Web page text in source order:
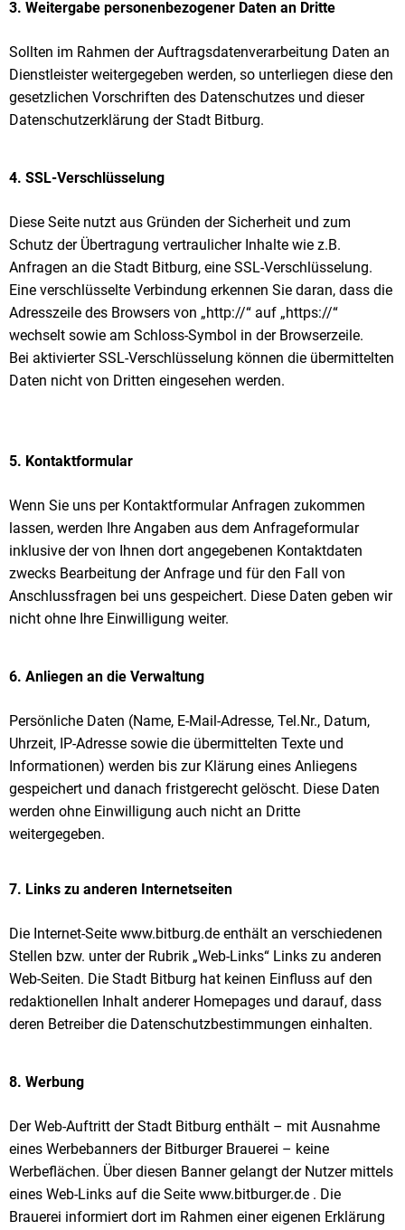
3. Weitergabe personenbezogener Daten an Dritte
Sollten im Rahmen der Auftragsdatenverarbeitung Daten an
Dienstleister weitergegeben werden, so unterliegen diese den
gesetzlichen Vorschriften des Datenschutzes und dieser
Datenschutzerklärung der Stadt Bitburg.
4. SSL-Verschlüsselung
Diese Seite nutzt aus Gründen der Sicherheit und zum
Schutz der Übertragung vertraulicher Inhalte wie z.B.
Anfragen an die Stadt Bitburg, eine SSL-Verschlüsselung.
Eine verschlüsselte Verbindung erkennen Sie daran, dass die
Adresszeile des Browsers von „http://“ auf „https://“
wechselt sowie am Schloss-Symbol in der Browserzeile.
Bei aktivierter SSL-Verschlüsselung können die übermittelten
Daten nicht von Dritten eingesehen werden.
5. Kontaktformular
Wenn Sie uns per Kontaktformular Anfragen zukommen
lassen, werden Ihre Angaben aus dem Anfrageformular
inklusive der von Ihnen dort angegebenen Kontaktdaten
zwecks Bearbeitung der Anfrage und für den Fall von
Anschlussfragen bei uns gespeichert. Diese Daten geben wir
nicht ohne Ihre Einwilligung weiter.
6. Anliegen an die Verwaltung
Persönliche Daten (Name, E-Mail-Adresse, Tel.Nr., Datum,
Uhrzeit, IP-Adresse sowie die übermittelten Texte und
Informationen) werden bis zur Klärung eines Anliegens
gespeichert und danach fristgerecht gelöscht. Diese Daten
werden ohne Einwilligung auch nicht an Dritte
weitergegeben.
7. Links zu anderen Internetseiten
Die Internet-Seite www.bitburg.de enthält an verschiedenen
Stellen bzw. unter der Rubrik „Web-Links“ Links zu anderen
Web-Seiten. Die Stadt Bitburg hat keinen Einfluss auf den
redaktionellen Inhalt anderer Homepages und darauf, dass
deren Betreiber die Datenschutzbestimmungen einhalten.
8. Werbung
Der Web-Auftritt der Stadt Bitburg enthält – mit Ausnahme
eines Werbebanners der Bitburger Brauerei – keine
Werbeflächen. Über diesen Banner gelangt der Nutzer mittels
eines Web-Links auf die Seite www.bitburger.de . Die
Brauerei informiert dort im Rahmen einer eigenen Erklärung